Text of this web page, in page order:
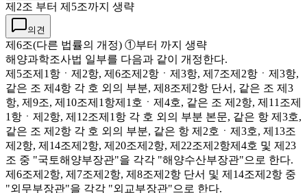
제2조 부터 제5조까지 생략
의견
제6조(다른 법률의 개정) ①부터 까지 생략
해양과학조사법 일부를 다음과 같이 개정한다.
제5조제1항ㆍ제2항, 제6조제2항ㆍ제3항, 제7조제2항ㆍ제3항,
같은 조 제4항 각 호 외의 부분, 제8조제2항 단서, 같은 조 제3
항, 제9조, 제10조제1항제1호ㆍ제4호, 같은 조 제2항, 제11조제
1항ㆍ제2항, 제12조제1항 각 호 외의 부분 본문, 같은 항 제3호,
같은 조 제2항 각 호 외의 부분, 같은 항 제2호ㆍ제3호, 제13조
제2항, 제14조제2항, 제20조제2항, 제22조제2항제4호 및 제23
조 중 "국토해양부장관"을 각각 "해양수산부장관"으로 한다.
제6조제2항, 제7조제2항, 제8조제2항 단서 및 제14조제2항 중
"외무부장관"을 각각 "외교부장관"으로 한다.